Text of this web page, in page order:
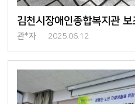
김천시장애인종합복지관
관*자 2025.06.12